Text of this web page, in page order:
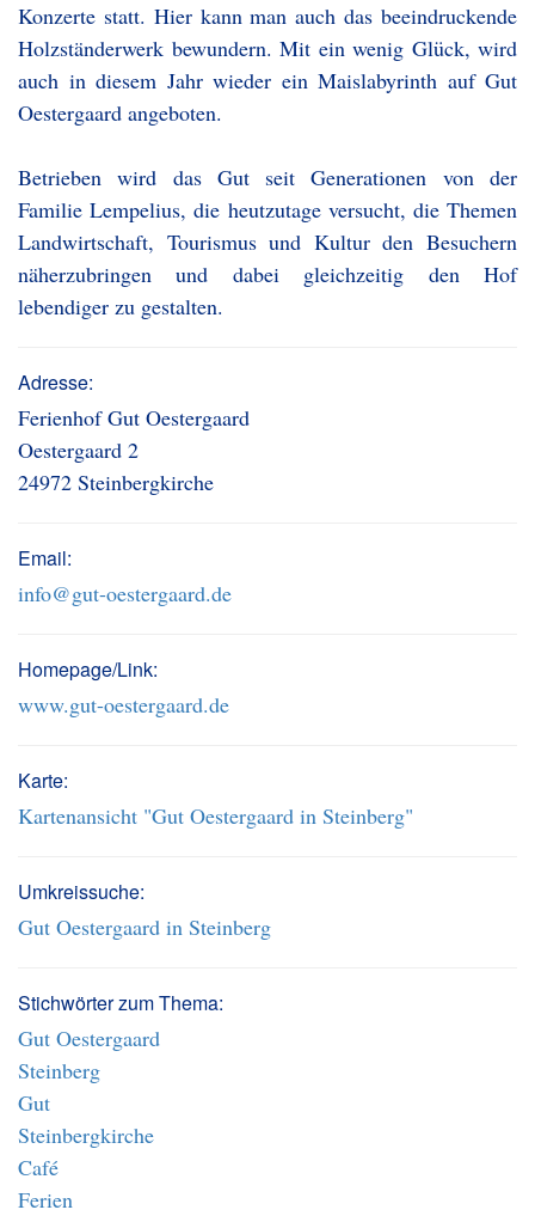
Konzerte statt. Hier kann man auch das beeindruckende
Holzständerwerk bewundern. Mit ein wenig Glück, wird
auch in diesem Jahr wieder ein Maislabyrinth auf Gut
Oestergaard angeboten.
Betrieben wird das Gut seit Generationen von der
Familie Lempelius, die heutzutage versucht, die Themen
Landwirtschaft, Tourismus und Kultur den Besuchern
näherzubringen und dabei gleichzeitig den Hof
lebendiger zu gestalten.
Adresse:
Ferienhof Gut Oestergaard
Oestergaard 2
24972 Steinbergkirche
Email:
info@gut-oestergaard.de
Homepage/Link:
www.gut-oestergaard.de
Karte:
Kartenansicht "Gut Oestergaard in Steinberg"
Umkreissuche:
Gut Oestergaard in Steinberg
Stichwörter zum Thema:
Gut Oestergaard
Steinberg
Gut
Steinbergkirche
Café
Ferien